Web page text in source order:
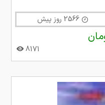
2566 روز پیش
8171